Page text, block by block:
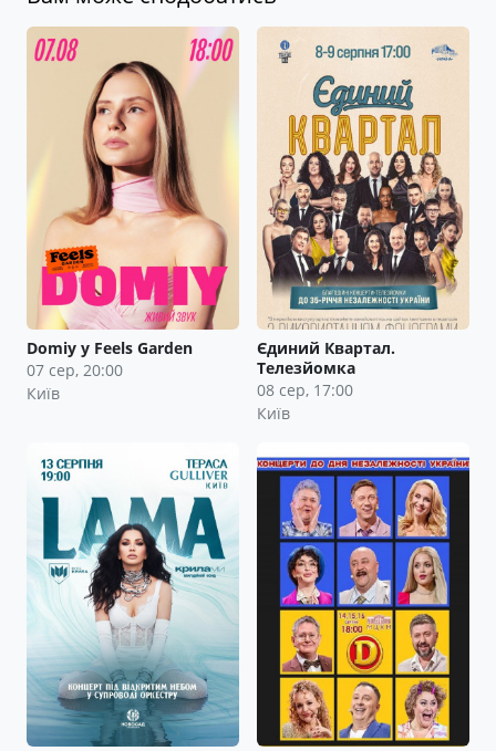
Domiy у Feels Garden
07 сер, 20:00
Київ
Єдиний Квартал.
Телезйомка
08 сер, 17:00
Київ